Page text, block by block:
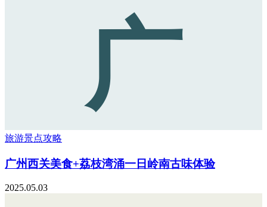
广
旅游景点攻略
广州西关美食+荔枝湾涌一日岭南古味体验
2025.05.03